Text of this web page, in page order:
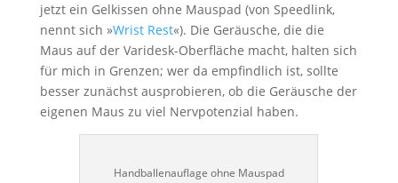
jetzt ein Gelkissen ohne Mauspad (von Speedlink,
nennt sich »Wrist Rest«). Die Geräusche, die die
Maus auf der Varidesk-Oberfläche macht, halten sich
für mich in Grenzen; wer da empfindlich ist, sollte
besser zunächst ausprobieren, ob die Geräusche der
eigenen Maus zu viel Nervpotenzial haben.
Handballenauflage ohne Mauspad